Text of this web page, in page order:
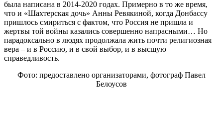
была написана в 2014-2020 годах. Примерно в то же время,
что и «Шахтерская дочь» Анны Ревякиной, когда Донбассу
пришлось смириться с фактом, что Россия не пришла и
жертвы той войны казались совершенно напрасными… Но
парадоксально в людях продолжала жить почти религиозная
вера – и в Россию, и в свой выбор, и в высшую
справедливость.
Фото: предоставлено организаторами, фотограф Павел
Белоусов